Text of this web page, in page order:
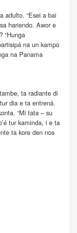
adulto. “Esei a bai
hariendo. Awor e
“Hunga
na un kampo
na Panama
ta radiante di
dia e ta entrená.
“Mi tata – su
tur kaminda, i e ta
ta kore den nos